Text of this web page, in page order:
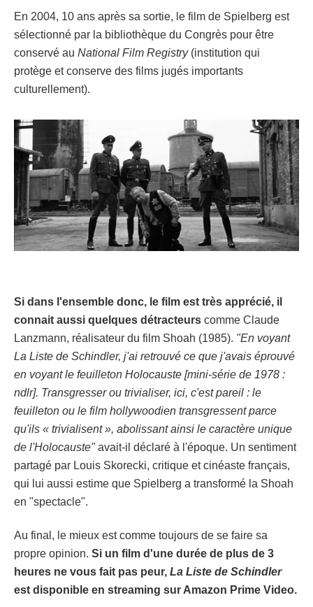
En 2004, 10 ans après sa sortie, le film de Spielberg est
sélectionné par la bibliothèque du Congrès pour être
conservé au National Film Registry(institution qui
protège et conserve des films jugés importants
culturellement).
Si dans l'ensemble donc, le film est très apprécié, il
connait aussi quelques détracteurs comme Claude
Lanzmann, réalisateur du film Shoah (1985). "En voyant
La Liste de Schindler, j'ai retrouvé ce que j'avais éprouvé
en voyant le feuilleton Holocauste [mini-série de 1978 :
ndlr]. Transgresser ou trivialiser, ici, c'est pareil : le
feuilleton ou le film hollywoodien transgressent parce
qu'ils « trivialisent », abolissant ainsi le caractère unique
de l'Holocauste"avait-il déclaré à l'époque. Un sentiment
partagé par Louis Skorecki, critique et cinéaste français,
qui lui aussi estime que Spielberg a transformé la Shoah
en "spectacle".
Au final, le mieux est comme toujours de se faire sa
propre opinion. Si un film d'une durée de plus de 3
heures ne vous fait pas peur, La Liste de Schindler
est disponible en streaming sur Amazon Prime Video.